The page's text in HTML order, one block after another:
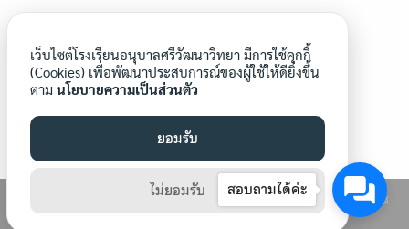
โรงเรียนประชารัฐ
โครงการยุวทูตความดี
โรงเรียนวิถีพุทธ
โรงเรียนคุณภาพของชุมชน
©2021 WWW.SRIWATTANA.AC.TH. ALL RIGHTS RESERVED. ออกแบบและดูแลเว็บไซต์
SAWAT@SK1EDU.GO.TH
สอบถามได้ค่ะ
เว็บไซต์โรงเรียนอนุบาลศรีวัฒนาวิทยา มีการใช้คุกกี้
(Cookies) เพื่อพัฒนาประสบการณ์ของผู้ใช้ให้ดียิ่งขึ้น
ตาม นโยบายความเป็นส่วนตัว
ยอมรับ
ไม่ยอมรับ